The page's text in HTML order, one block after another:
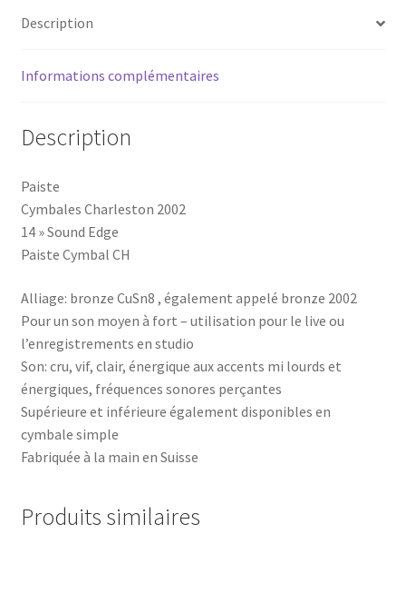
Description
Informations complémentaires
Description
Paiste
Cymbales Charleston 2002
14 » Sound Edge
Paiste Cymbal CH
Alliage: bronze CuSn8 , également appelé bronze 2002
Pour un son moyen à fort – utilisation pour le live ou
l’enregistrements en studio
Son: cru, vif, clair, énergique aux accents mi lourds et
énergiques, fréquences sonores perçantes
Supérieure et inférieure également disponibles en
cymbale simple
Fabriquée à la main en Suisse
Produits similaires